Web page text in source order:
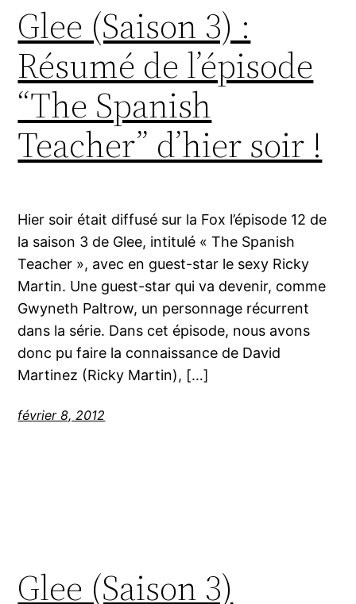
Glee (Saison 3) :
Résumé de l’épisode
“The Spanish
Teacher” d’hier soir !
Hier soir était diffusé sur la Fox l’épisode 12 de
la saison 3 de Glee, intitulé « The Spanish
Teacher », avec en guest-star le sexy Ricky
Martin. Une guest-star qui va devenir, comme
Gwyneth Paltrow, un personnage récurrent
dans la série. Dans cet épisode, nous avons
donc pu faire la connaissance de David
Martinez (Ricky Martin), […]
février 8, 2012
Glee (Saison 3)